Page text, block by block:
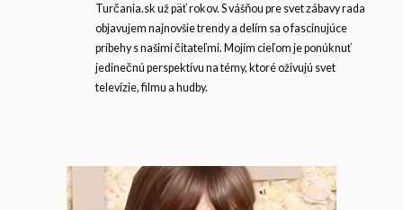
Turčania.sk už päť rokov. S vášňou pre svet zábavy rada
objavujem najnovšie trendy a delím sa o fascinujúce
príbehy s našimi čitateľmi. Mojím cieľom je ponúknuť
jedinečnú perspektívu na témy, ktoré oživujú svet
televízie, filmu a hudby.